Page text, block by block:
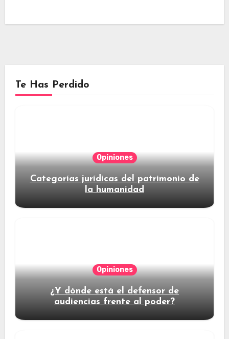
Te Has Perdido
Opiniones
Categorías jurídicas del patrimonio de
la humanidad
Opiniones
¿Y dónde está el defensor de
audiencias frente al poder?